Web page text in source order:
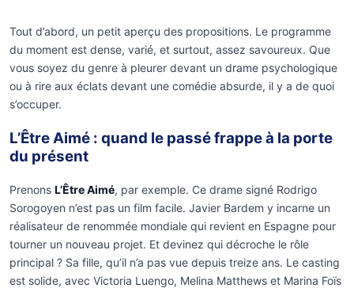
Tout d’abord, un petit aperçu des propositions. Le programme
du moment est dense, varié, et surtout, assez savoureux. Que
vous soyez du genre à pleurer devant un drame psychologique
ou à rire aux éclats devant une comédie absurde, il y a de quoi
s’occuper.
L’Être Aimé : quand le passé frappe à la porte
du présent
Prenons L’Être Aimé, par exemple. Ce drame signé Rodrigo
Sorogoyen n’est pas un film facile. Javier Bardem y incarne un
réalisateur de renommée mondiale qui revient en Espagne pour
tourner un nouveau projet. Et devinez qui décroche le rôle
principal ? Sa fille, qu’il n’a pas vue depuis treize ans. Le casting
est solide, avec Victoria Luengo, Melina Matthews et Marina Foïs